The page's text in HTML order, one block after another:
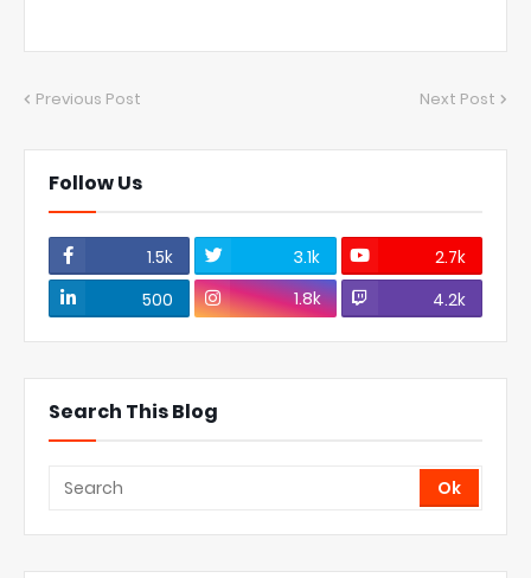
Previous Post Next Post
Follow Us
1.5k 3.1k
2.7k
500
1.8k 4.2k
Search This Blog